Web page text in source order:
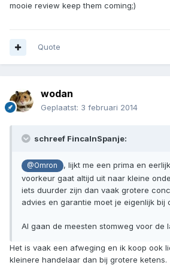
mooie review keep them coming;)
Quote
wodan
Geplaatst: 3 februari 2014
schreef FincaInSpanje:
@Omron
, lijkt me een prima en
voorkeur gaat altijd uit naar kleine
iets duurder zijn dan vaak grotere
advies en garantie moet je eigenlijk bij
Al gaan de meesten stomweg voor de
Het is vaak een afweging en ik koop ook
kleinere handelaar dan bij grotere ketens.